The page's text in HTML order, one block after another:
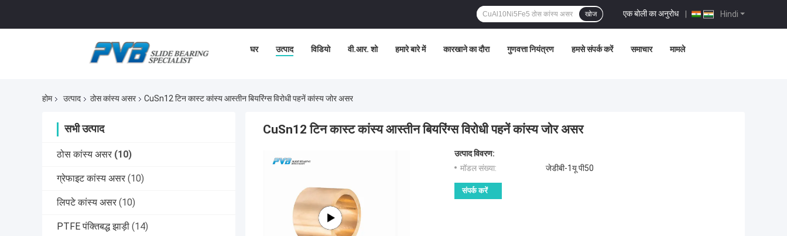
Hindi
एक बोली का अनुरोध |
खोज
घर उत्पाद विडियो वी.आर. शो हमारे बारे में कारखाने का दौरा गुणवत्ता नियंत्रण हमसे संपर्क करें समाचार मामले
होम उत्पाद ठोस कांस्य असर CuSn12 टिन कास्ट कांस्य आस्तीन बियरिंग्स विरोधी पहनें कांस्य जोर असर
सभी उत्पाद
ठोस कांस्य असर (10)
ग्रेफाइट कांस्य असर (10)
लिपटे कांस्य असर (10)
PTFE पंक्तिबद्ध झाड़ी (14)
CuSn12 टिन कास्ट कांस्य आस्तीन बियरिंग्स विरोधी पहनें कांस्य जोर असर
उत्पाद विवरण:
मॉडल संख्या:
जेडीबी-1यू पी50
संपर्क करें